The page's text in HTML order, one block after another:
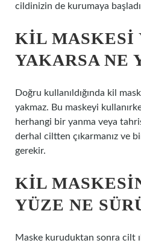
cildinizin de kurumaya
KIL MASKESI
YAKARSA NE
Doğru kullanıldığında kil
yakmaz. Bu maskeyi
herhangi bir yanma veya
derhal ciltten çıkarmanız ve
gerekir.
KIL
YÜZE NE
Maske kuruduktan sonra cilt